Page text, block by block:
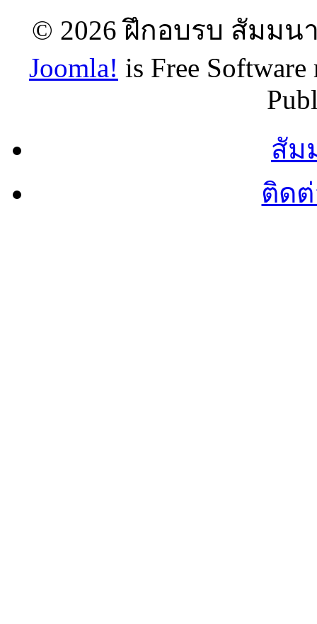
© 2026 ฝึกอบรบ สัมมน
Joomla! is Free Software
สัม
ติด